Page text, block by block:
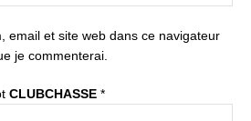
email et site web dans ce navigateur
je commenterai.
CLUBCHASSE *